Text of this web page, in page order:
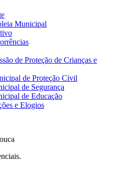
Municipal
de Proteção de Crianças e
de Proteção Civil
de Segurança
de Educação
e Elogios